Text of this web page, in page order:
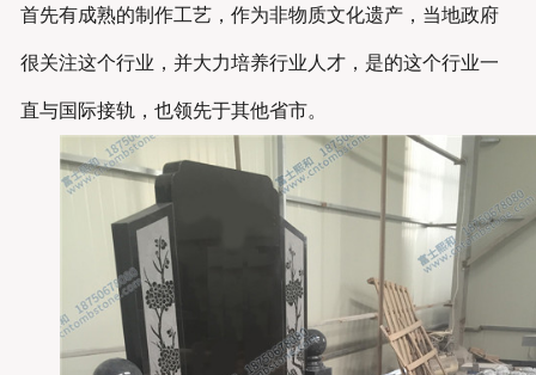
首先有成熟的制作工艺，作为非物质文化遗产，当地政府
很关注这个行业，并大力培养行业人才，是的这个行业一
直与国际接轨，也领先于其他省市。